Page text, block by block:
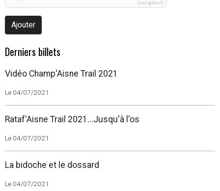
IconCaptcha ©
Ajouter
Derniers billets
Vidéo Champ'Aisne Trail 2021
Le 04/07/2021
Rataf'Aisne Trail 2021...Jusqu'à l'os
Le 04/07/2021
La bidoche et le dossard
Le 04/07/2021